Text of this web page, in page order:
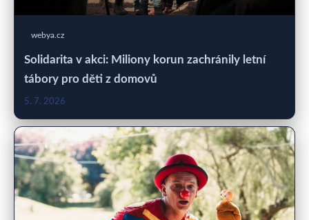
webya.cz
Solidarita v akci: Miliony korun zachránily letní
tábory pro děti z domovů
5. 7. 2026